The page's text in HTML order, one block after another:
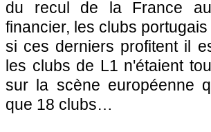
du recul de la France
financier, les clubs
si ces derniers profitent il
les clubs de L1 n'étaient
sur la scène européenne
que 18 clubs…